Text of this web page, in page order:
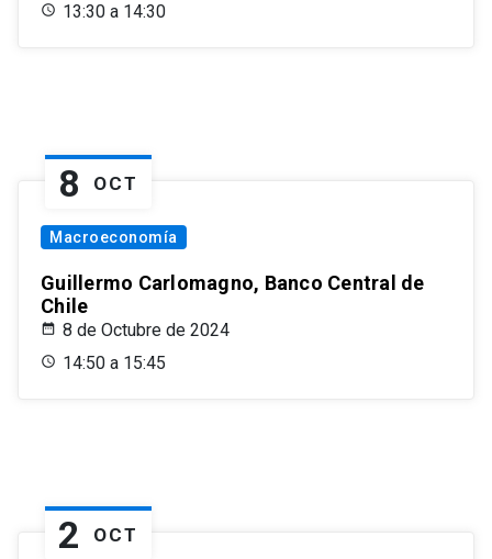
13:30 a 14:30
8 OCT
Macroeconomía
Guillermo Carlomagno, Banco Central de
Chile
8 de Octubre de 2024
14:50 a 15:45
2 OCT